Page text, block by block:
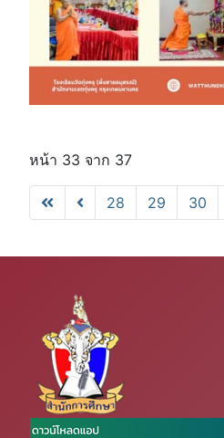
หน้า 33 จาก 37
28 29 30